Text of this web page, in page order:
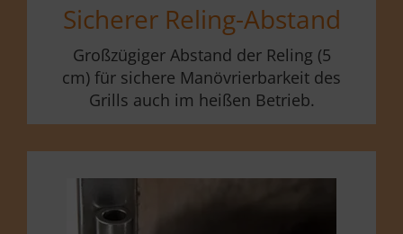
Sicherer Reling-Abstand
Großzügiger Abstand der Reling (5
cm) für sichere Manövrierbarkeit des
Grills auch im heißen Betrieb.